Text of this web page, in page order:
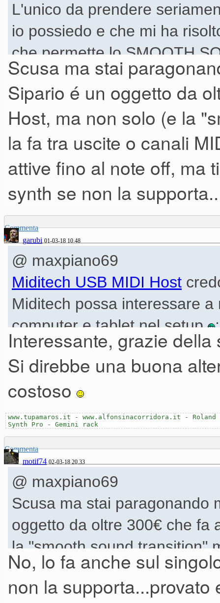
L'unico da prendere
io possiedo e che mi ha
che permette lo SMOOTH
Scusa ma stai
Sipario é un oggetto da
Host, ma non solo (e la
la fa tra uscite o canali
attive fino al note off, ma
synth se non la
Commenta
garubi 01-03-18 10.48
@ maxpiano69
Miditech USB MIDI Host
Miditech possa interessare
computer e tablet nel setup
meno costoso degli USB
Fonisce una connessione
OUT che IN, laddove altri
solo MIDI OUT.
Interessante, grazie
Si direbbe una buona
costoso
www.tupamaros.it - www.alfonsinacorridora.it - Roland
Synth Pro - Gemini rack
Commenta
motif74 02-03-18 20.33
@ maxpiano69
Scusa ma stai paragonando
oggetto da oltre 300€ che fa
la "smooth sound transition"
diversi, mantenendo le note
farla su un singolo synth se
No, lo fa anche sul
non la supporta...provato